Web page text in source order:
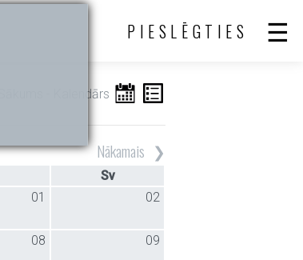
PIESLĒGTIES
- Kalendārs
Nākamais
Sv
01 02
08 09